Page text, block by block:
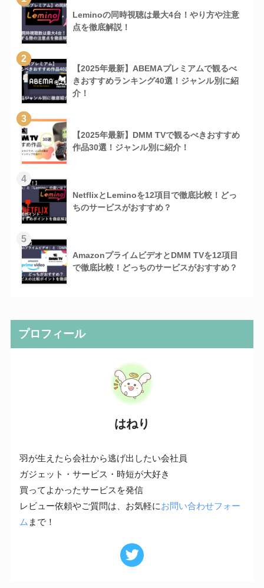
Leminoの同時視聴は最大4台！やり方や注意
点を徹底解説！
2
【2025年最新】ABEMAプレミアムで観るべ
きおすすめランキング40選！ジャンル別に紹
介！
3
【2025年最新】DMM TVで観るべきおすすめ
作品30選！ジャンル別に紹介！
4
NetflixとLeminoを12項目で徹底比較！どっ
ちのサービスがおすすめ？
5
AmazonプライムビデオとDMM TVを12項目
で徹底比較！どっちのサービスがおすすめ？
プロフィール
はねり
羽が生えたら会社から逃げ出したい会社員
ガジェット・サービス・時短が大好き
買ってよかったサービスを発信
レビュー依頼やご質問は、お気軽にお問い合わせフォー
ム まで！